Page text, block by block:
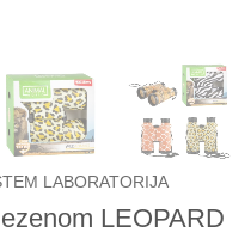
LABORATORIJA
LEOPARD